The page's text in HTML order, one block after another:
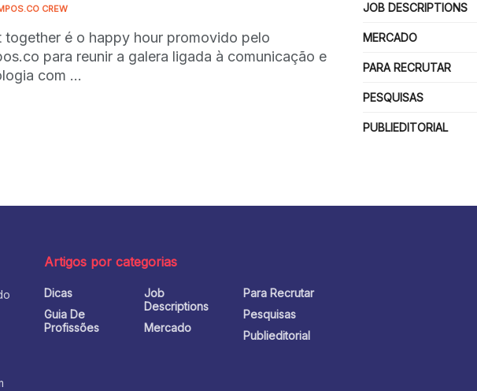
CREW
together é o happy hour promovido pelo
para reunir a galera ligada à comunicação e
com ...
JOB DESCRIPTIONS
MERCADO
PARA RECRUTAR
PESQUISAS
PUBLIEDITORIAL
Artigos por categorias
Dicas
Guia De
Profissões
Job
Descriptions
Mercado
Para Recrutar
Pesquisas
Publieditorial